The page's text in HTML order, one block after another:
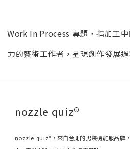
Work In Process 專題，指加工
力的藝術工作者，呈現創作發展
nozzle quiz®
nozzle quiz®，來自台北的男裝機能服品牌